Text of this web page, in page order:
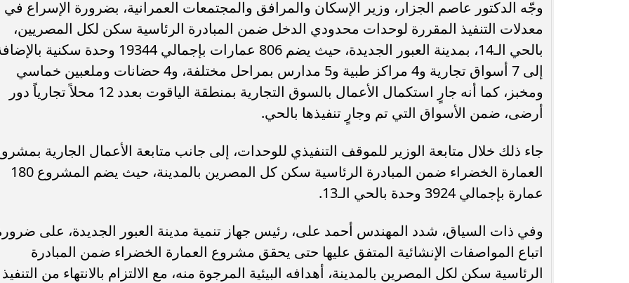
وجّه الدكتور عاصم الجزار، وزير الإسكان والمرافق والمجتمعات العمرانية، بضرورة الإسراع في
معدلات التنفيذ المقررة لوحدات محدودي الدخل ضمن المبادرة الرئاسية سكن لكل المصريين،
بالحي الـ14، بمدينة العبور الجديدة، حيث يضم 806 عمارات بإجمالي 19344 وحدة سكنية
إلى 7 أسواق تجارية و4 مراكز طبية و5 مدارس بمراحل مختلفة، و4 حضانات وملعبين خماسي
ومخبز، كما أنه جارٍ استكمال الأعمال بالسوق التجارية بمنطقة الياقوت بعدد 12 محلاً تجارياً دور
أرضى، ضمن الأسواق التي تم وجارٍ تنفيذها بالحي.
جاء ذلك خلال متابعة الوزير للموقف التنفيذي للوحدات، إلى جانب متابعة الأعمال الجارية
العمارة الخضراء ضمن المبادرة الرئاسية سكن كل المصرين بالمدينة، حيث يضم المشروع 180
عمارة بإجمالي 3924 وحدة بالحي الـ13.
وفي ذات السياق، شدد المهندس أحمد على، رئيس جهاز تنمية مدينة العبور الجديدة، على
اتباع المواصفات الإنشائية المتفق عليها حتى يحقق مشروع العمارة الخضراء ضمن المبادرة
الرئاسية سكن لكل المصرين بالمدينة، أهدافه البيئية المرجوة منه، مع الالتزام بالانتهاء من التنفيذ
محافظ أسيوط : حملات مكثفة لرفع
الإشغالات بحي شرق لإعادة الانضباط
وتحقيق...
رحلت في أثناء أداء رسالتها.. وفاة ممرضة
بمستشفى بني عبيد والأهالي ينعونها
محافظ القاهرة يعتمد جدول إمتحانات
الثاني للعام الدراسي ٢٠٢٥...